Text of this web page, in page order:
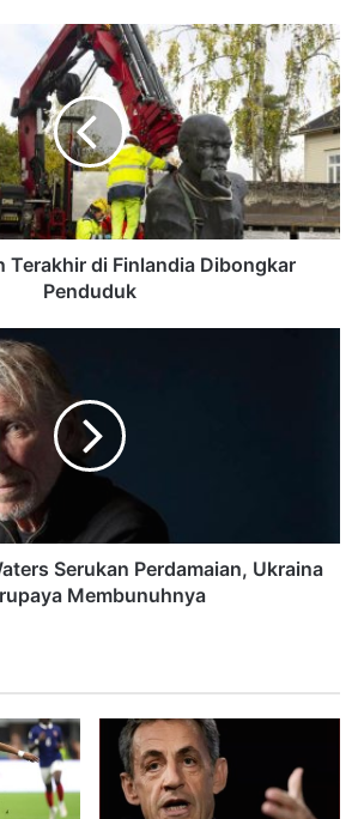
Terakhir di Finlandia Dibongkar
Penduduk
Serukan Perdamaian, Ukraina
Membunuhnya